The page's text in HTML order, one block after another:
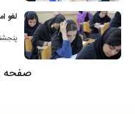
لغو
پنجشنبه 25
صفحه 1 از 6